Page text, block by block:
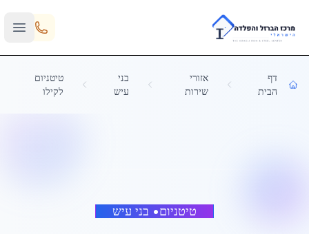
Skip to main content
דף
הבית
אזורי
שירות
בני
עיש
טיטניום
לקילו
טיטניום• בני עיש